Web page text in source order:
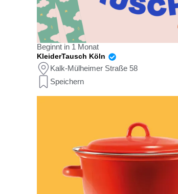
Beginnt in 1 Monat
KleiderTausch Köln
Kalk-Mülheimer Straße 58
Speichern